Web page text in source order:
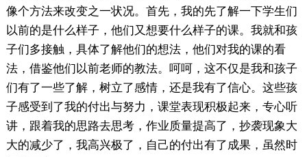
像个方法来改变之一状况。首先，我的先了解一下学生们
以前的是什么样子，他们又想要什么样子的课。我就和孩
子们多接触，具体了解他们的想法，他们对我的课的看
法，借鉴他们以前老师的教法。呵呵，这不仅是我和孩子
们有了一些了解，树立了感情，还是我有了信心。这些孩
子感受到了我的付出与努力，课堂表现积极起来，专心听
讲，跟着我的思路去思考，作业质量提高了，抄袭现象大
大的减少了，我高兴极了，自己的付出有了成果，虽然时